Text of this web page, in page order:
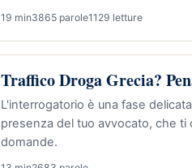
19 min3865 parole1129 letture
Traffico Droga Grecia?
L'interrogatorio è una fase
presenza del tuo avvocato, che ti
domande.